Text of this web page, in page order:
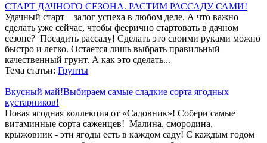
СТАРТ ДАЧНОГО СЕЗОНА. РАСТИМ РАССАДУ САМИ!
Удачный старт – залог успеха в любом деле. А что важно
сделать уже сейчас, чтобы феерично стартовать в дачном
сезоне? Посадить рассаду! Сделать это своими руками можно
быстро и легко. Остается лишь выбрать правильный
качественный грунт. А как это сделать...
Тема статьи: Грунты
Вкусный май!Выбираем самые сладкие сорта ягодных
кустарников!
Новая ягодная коллекция от «Садовник»! Собери самые
витаминные сорта саженцев! Малина, смородина,
крыжовник - эти ягоды есть в каждом саду! С каждым годом